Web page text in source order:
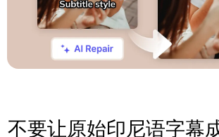
不要让原始印尼语字幕